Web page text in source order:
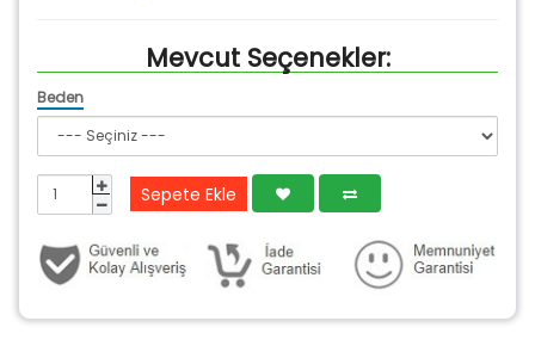
Mevcut Seçenekler:
Beden
Sepete Ekle